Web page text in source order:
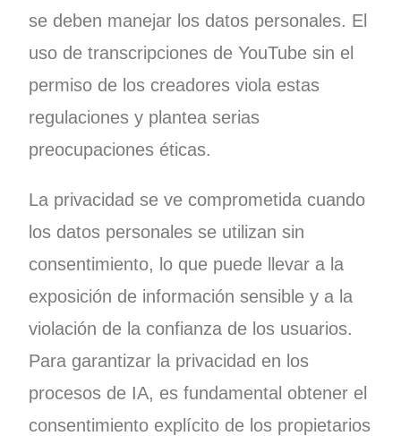
se deben manejar los datos personales. El
uso de transcripciones de YouTube sin el
permiso de los creadores viola estas
regulaciones y plantea serias
preocupaciones éticas.
La privacidad se ve comprometida cuando
los datos personales se utilizan sin
consentimiento, lo que puede llevar a la
exposición de información sensible y a la
violación de la confianza de los usuarios.
Para garantizar la privacidad en los
procesos de IA, es fundamental obtener el
consentimiento explícito de los propietarios